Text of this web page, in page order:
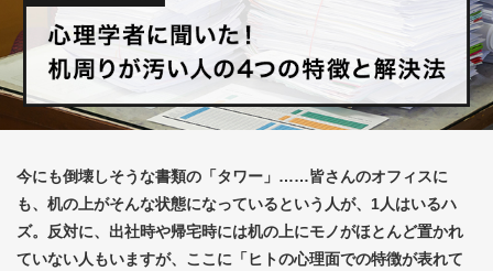
今にも倒壊しそうな書類の「タワー」……皆さんのオフィスに
も、机の上がそんな状態になっているという人が、1人はいるハ
ズ。反対に、出社時や帰宅時には机の上にモノがほとんど置かれ
ていない人もいますが、ここに「ヒトの心理面での特徴が表れて